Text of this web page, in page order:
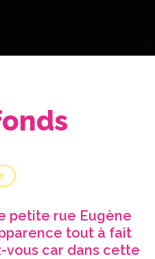
petite rue Eugène
tout à fait
vous car dans cette